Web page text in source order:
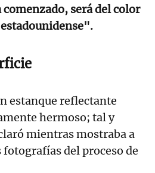
será del color
estanque reflectante
hermoso; tal y
mientras mostraba a
del proceso de